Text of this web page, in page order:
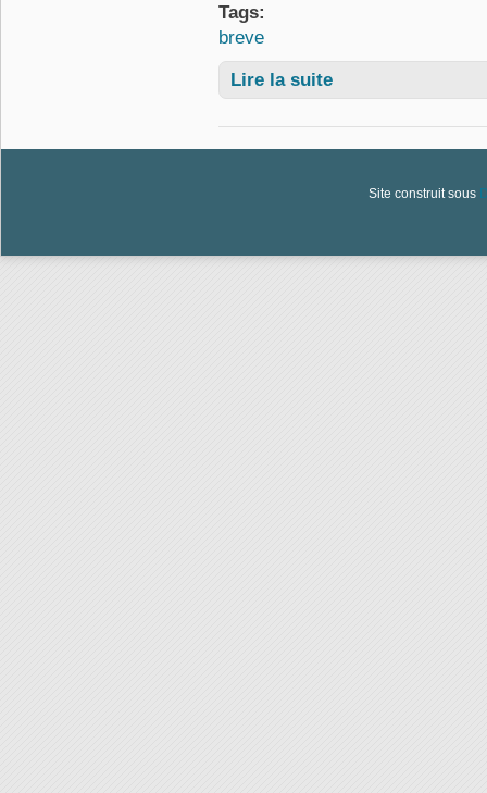
Tags:
breve
Lire la suite
Site construit sous